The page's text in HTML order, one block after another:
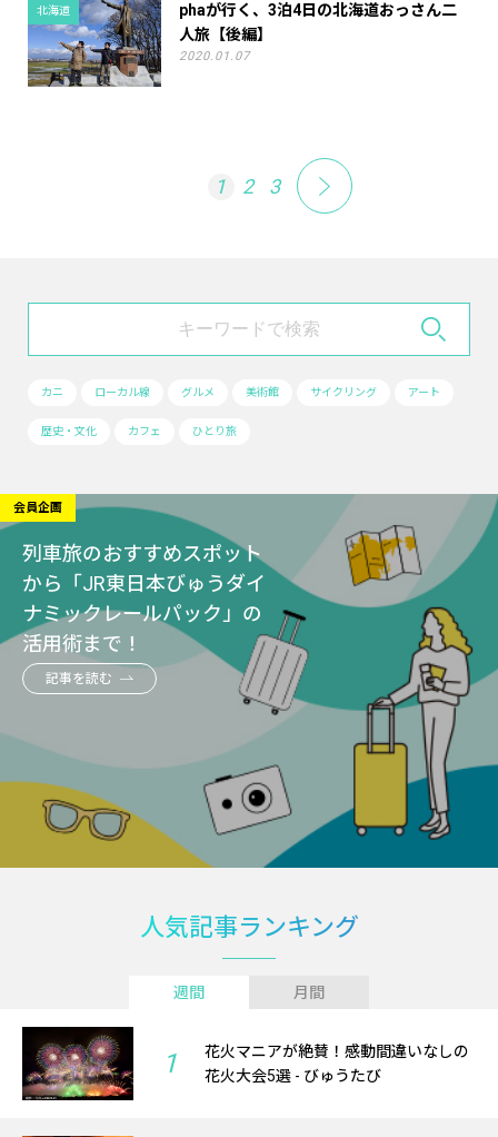
北海道
phaが行く、3泊4日の北海道おっさん二
人旅【後編】
2020.01.07
1 2 3
カニ ローカル線 グルメ 美術館 サイクリング アート
歴史・文化 カフェ ひとり旅
会員企画
列車旅のおすすめスポット
から「JR東日本びゅうダイ
ナミックレールパック」の
活用術まで！
記事を読む
人気記事ランキング
週間 月間
1
花火マニアが絶賛！感動間違いなしの
花火大会5選 - びゅうたび